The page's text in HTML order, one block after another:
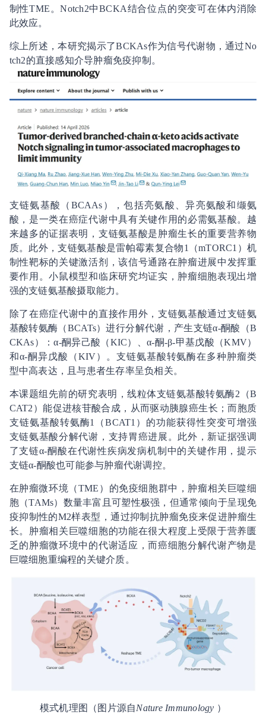
制性TME。Notch2中BCKA结合位点的突变可在体内消除
此效应。
综上所述，本研究揭示了BCKAs作为信号代谢物，通过No
tch2的直接感知介导肿瘤免疫抑制。
支链氨基酸（BCAAs），包括亮氨酸、异亮氨酸和缬氨
酸，是一类在癌症代谢中具有关键作用的必需氨基酸。越
来越多的证据表明，支链氨基酸是肿瘤生长的重要营养物
质。此外，支链氨基酸是雷帕霉素复合物1（mTORC1）机
制性靶标的关键激活剂，该信号通路在肿瘤进展中发挥重
要作用。小鼠模型和临床研究均证实，肿瘤细胞表现出增
强的支链氨基酸摄取能力。
除了在癌症代谢中的直接作用外，支链氨基酸通过支链氨
基酸转氨酶（BCATs）进行分解代谢，产生支链α-酮酸（B
CKAs）：α-酮异己酸（KIC）、α-酮-β-甲基戊酸（KMV）
和α-酮异戊酸（KIV）。支链氨基酸转氨酶在多种肿瘤类
型中高表达，且与患者生存率呈负相关。
本课题组先前的研究表明，线粒体支链氨基酸转氨酶2（B
CAT2）能促进核苷酸合成，从而驱动胰腺癌生长；而胞质
支链氨基酸转氨酶1（BCAT1）的功能获得性突变可增强
支链氨基酸分解代谢，支持胃癌进展。此外，新证据强调
了支链α-酮酸在代谢性疾病发病机制中的关键作用，提示
支链α-酮酸也可能参与肿瘤代谢调控。
在肿瘤微环境（TME）的免疫细胞群中，肿瘤相关巨噬细
胞（TAMs）数量丰富且可塑性极强，但通常倾向于呈现免
疫抑制性的M2样表型，通过抑制抗肿瘤免疫来促进肿瘤生
长。肿瘤相关巨噬细胞的功能在很大程度上受限于营养匮
乏的肿瘤微环境中的代谢适应，而癌细胞分解代谢产物是
巨噬细胞重编程的关键介质。
模式机理图（图片源自Nature Immunology ）